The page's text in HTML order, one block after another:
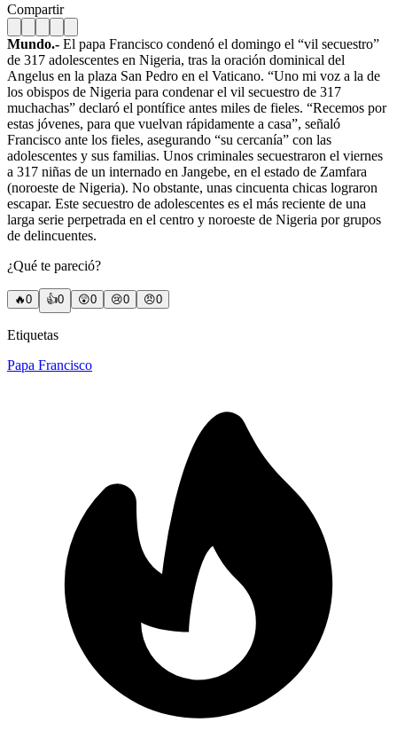
Compartir
Mundo.- El papa Francisco condenó el domingo el “vil secuestro”
de 317 adolescentes en Nigeria, tras la oración dominical del
Angelus en la plaza San Pedro en el Vaticano. “Uno mi voz a la de
los obispos de Nigeria para condenar el vil secuestro de 317
muchachas” declaró el pontífice antes miles de fieles. “Recemos por
estas jóvenes, para que vuelvan rápidamente a casa”, señaló
Francisco ante los fieles, asegurando “su cercanía” con las
adolescentes y sus familias. Unos criminales secuestraron el viernes
a 317 niñas de un internado en Jangebe, en el estado de Zamfara
(noroeste de Nigeria). No obstante, unas cincuenta chicas lograron
escapar. Este secuestro de adolescentes es el más reciente de una
larga serie perpetrada en el centro y noroeste de Nigeria por grupos
de delincuentes.
¿Qué te pareció?
🔥0 👍0 😲0 😢0 😠0
Etiquetas
Papa Francisco